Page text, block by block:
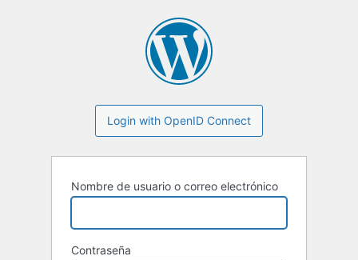
Login with OpenID Connect
Nombre de usuario o correo electrónico
Contraseña